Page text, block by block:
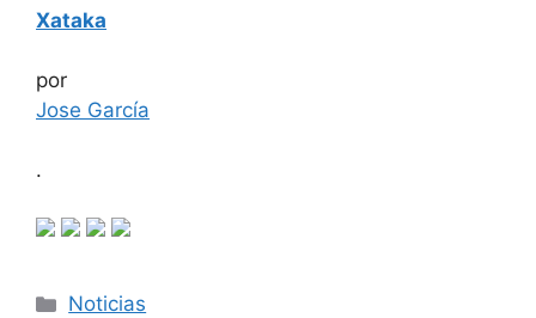
Xataka
por
Jose García
.
Categorías
Noticias